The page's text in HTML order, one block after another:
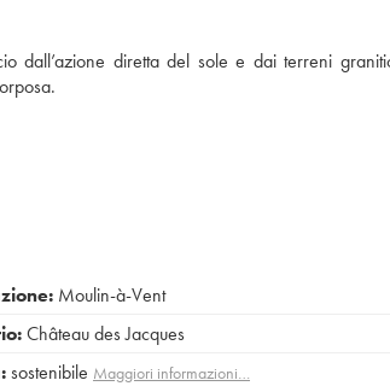
dall’azione diretta del sole e dai terreni
Moulin-à-Vent
Château des Jacques
sostenibile Maggiori informazioni…